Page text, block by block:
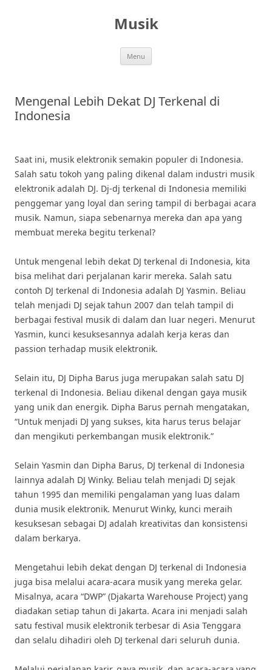
Musik
Menu
Mengenal Lebih Dekat DJ Terkenal di
Indonesia
Saat ini, musik elektronik semakin populer di Indonesia.
Salah satu tokoh yang paling dikenal dalam industri musik
elektronik adalah DJ. Dj-dj terkenal di Indonesia memiliki
penggemar yang loyal dan sering tampil di berbagai acara
musik. Namun, siapa sebenarnya mereka dan apa yang
membuat mereka begitu terkenal?
Untuk mengenal lebih dekat DJ terkenal di Indonesia, kita
bisa melihat dari perjalanan karir mereka. Salah satu
contoh DJ terkenal di Indonesia adalah DJ Yasmin. Beliau
telah menjadi DJ sejak tahun 2007 dan telah tampil di
berbagai festival musik di dalam dan luar negeri. Menurut
Yasmin, kunci kesuksesannya adalah kerja keras dan
passion terhadap musik elektronik.
Selain itu, DJ Dipha Barus juga merupakan salah satu DJ
terkenal di Indonesia. Beliau dikenal dengan gaya musik
yang unik dan energik. Dipha Barus pernah mengatakan,
“Untuk menjadi DJ yang sukses, kita harus terus belajar
dan mengikuti perkembangan musik elektronik.”
Selain Yasmin dan Dipha Barus, DJ terkenal di Indonesia
lainnya adalah DJ Winky. Beliau telah menjadi DJ sejak
tahun 1995 dan memiliki pengalaman yang luas dalam
dunia musik elektronik. Menurut Winky, kunci meraih
kesuksesan sebagai DJ adalah kreativitas dan konsistensi
dalam berkarya.
Mengetahui lebih dekat dengan DJ terkenal di Indonesia
juga bisa melalui acara-acara musik yang mereka gelar.
Misalnya, acara “DWP” (Djakarta Warehouse Project) yang
diadakan setiap tahun di Jakarta. Acara ini menjadi salah
satu festival musik elektronik terbesar di Asia Tenggara
dan selalu dihadiri oleh DJ terkenal dari seluruh dunia.